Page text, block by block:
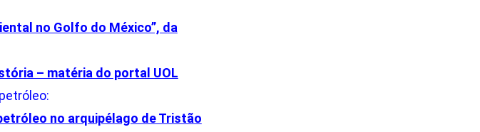
no Golfo do México”, da
– matéria do portal UOL
no arquipélago de Tristão